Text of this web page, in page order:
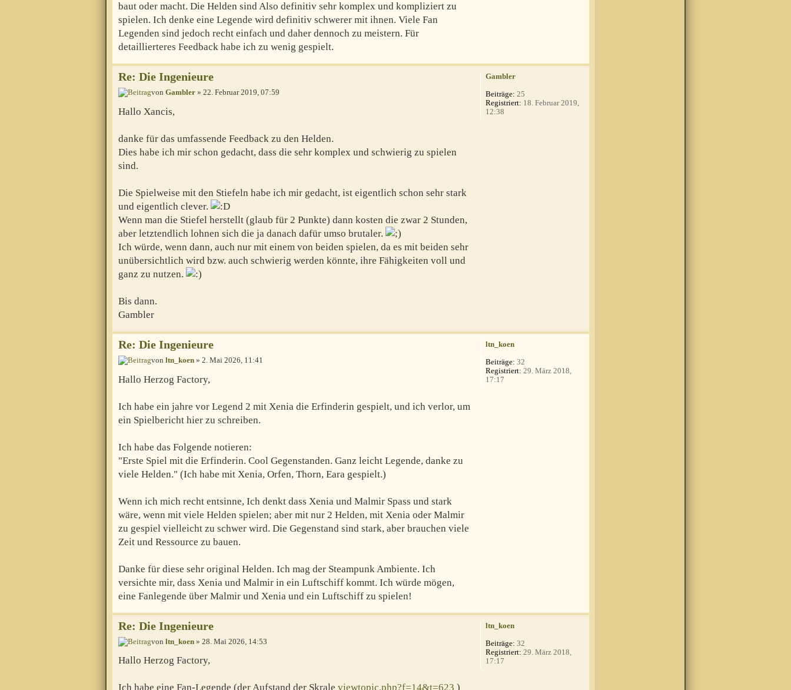
baut oder macht. Die Helden sind Also definitiv sehr komplex und kompliziert zu
spielen. Ich denke eine Legende wird definitiv schwerer mit ihnen. Viele Fan
Legenden sind jedoch recht einfach und daher dennoch zu meistern. Für
detaillierteres Feedback habe ich zu wenig gespielt.
Re: Die Ingenieure
von Gambler » 22. Februar 2019, 07:59
Hallo Xancis,
danke für das umfassende Feedback zu den Helden.
Dies habe ich mir schon gedacht, dass die sehr komplex und schwierig zu spielen
sind.
Die Spielweise mit den Stiefeln habe ich mir gedacht, ist eigentlich schon sehr stark
und eigentlich clever.
Wenn man die Stiefel herstellt (glaub für 2 Punkte) dann kosten die zwar 2 Stunden,
aber letztendlich lohnen sich die ja danach dafür umso brutaler.
Ich würde, wenn dann, auch nur mit einem von beiden spielen, da es mit beiden sehr
unübersichtlich wird bzw. auch schwierig werden könnte, ihre Fähigkeiten voll und
ganz zu nutzen.
Bis dann.
Gambler
Gambler
Beiträge: 25
Registriert: 18. Februar 2019,
12:38
Re: Die Ingenieure
von ltn_koen » 2. Mai 2026, 11:41
Hallo Herzog Factory,
Ich habe ein jahre vor Legend 2 mit Xenia die Erfinderin gespielt, und ich verlor, um
ein Spielbericht hier zu schreiben.
Ich habe das Folgende notieren:
"Erste Spiel mit die Erfinderin. Cool Gegenstanden. Ganz leicht Legende, danke zu
viele Helden." (Ich habe mit Xenia, Orfen, Thorn, Eara gespielt.)
Wenn ich mich recht entsinne, Ich denkt dass Xenia und Malmir Spass und stark
wäre, wenn mit viele Helden spielen; aber mit nur 2 Helden, mit Xenia oder Malmir
zu gespiel vielleicht zu schwer wird. Die Gegenstand sind stark, aber brauchen viele
Zeit und Ressource zu bauen.
Danke für diese sehr original Helden. Ich mag der Steampunk Ambiente. Ich
versichte mir, dass Xenia und Malmir in ein Luftschiff kommt. Ich würde mögen,
eine Fanlegende über Malmir und Xenia und ein Luftschiff zu spielen!
ltn_koen
Beiträge: 32
Registriert: 29. März 2018,
17:17
Re: Die Ingenieure
von ltn_koen » 28. Mai 2026, 14:53
Hallo Herzog Factory,
Ich habe eine Fan-Legende (der Aufstand der Skrale viewtopic.php?f=14&t=623 )
ltn_koen
Beiträge: 32
Registriert: 29. März 2018,
17:17